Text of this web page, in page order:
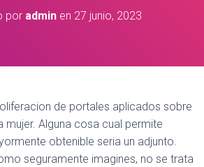
E
por adminen 27 junio, 2023
de portales aplicados sobre
mujer. Alguna cosa cual permite
obtenible seri­a un adjunto.
seguramente imagines, no se trata